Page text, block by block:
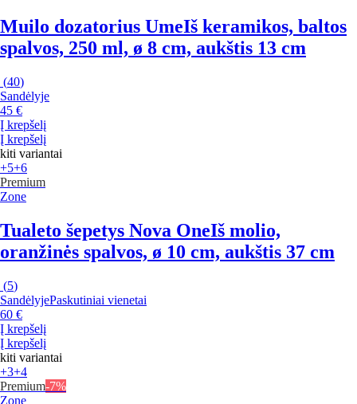
Muilo dozatorius UmeIš keramikos, baltos
spalvos, 250 ml, ø 8 cm, aukštis 13 cm
(40)
Sandėlyje
45 €
Į krepšelį
Į krepšelį
kiti variantai
+5+6
Premium
Zone
Tualeto šepetys Nova OneIš molio,
oranžinės spalvos, ø 10 cm, aukštis 37 cm
(5)
SandėlyjePaskutiniai vienetai
60 €
Į krepšelį
Į krepšelį
kiti variantai
+3+4
Premium-7%
Zone